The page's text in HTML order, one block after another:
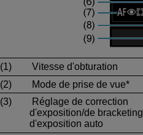
(1)
Vitesse d'obturation
(2)
Mode de prise de vue*
(3)
Réglage de correction
d'exposition/de bracketing
d'exposition auto